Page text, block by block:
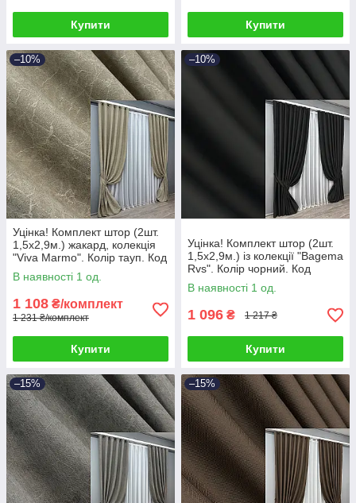
Купити Купити
–10%
Уцінка! Комплект штор (2шт.
1,5х2,9м.) жакард, колекція
"Viva Marmo". Колір тауп. Код
1779ш 38-311
В наявності 1 од.
1 108 ₴/комплект
1 231 ₴/комплект
Купити
–10%
Уцінка! Комплект штор (2шт.
1,5х2,9м.) із колекції "Bagema
Rvs". Колір чорний. Код
1895ш 38-309
В наявності 1 од.
1 096 ₴ 1 217 ₴
Купити
–15% –15%